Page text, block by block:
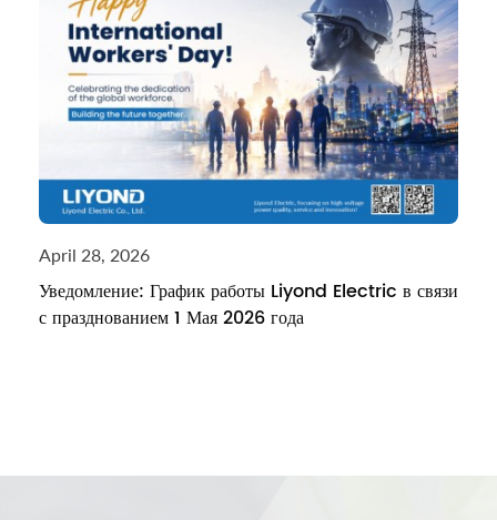
April 28, 2026
Уведомление: График работы Liyond Electric в связи
с празднованием 1 Мая 2026 года